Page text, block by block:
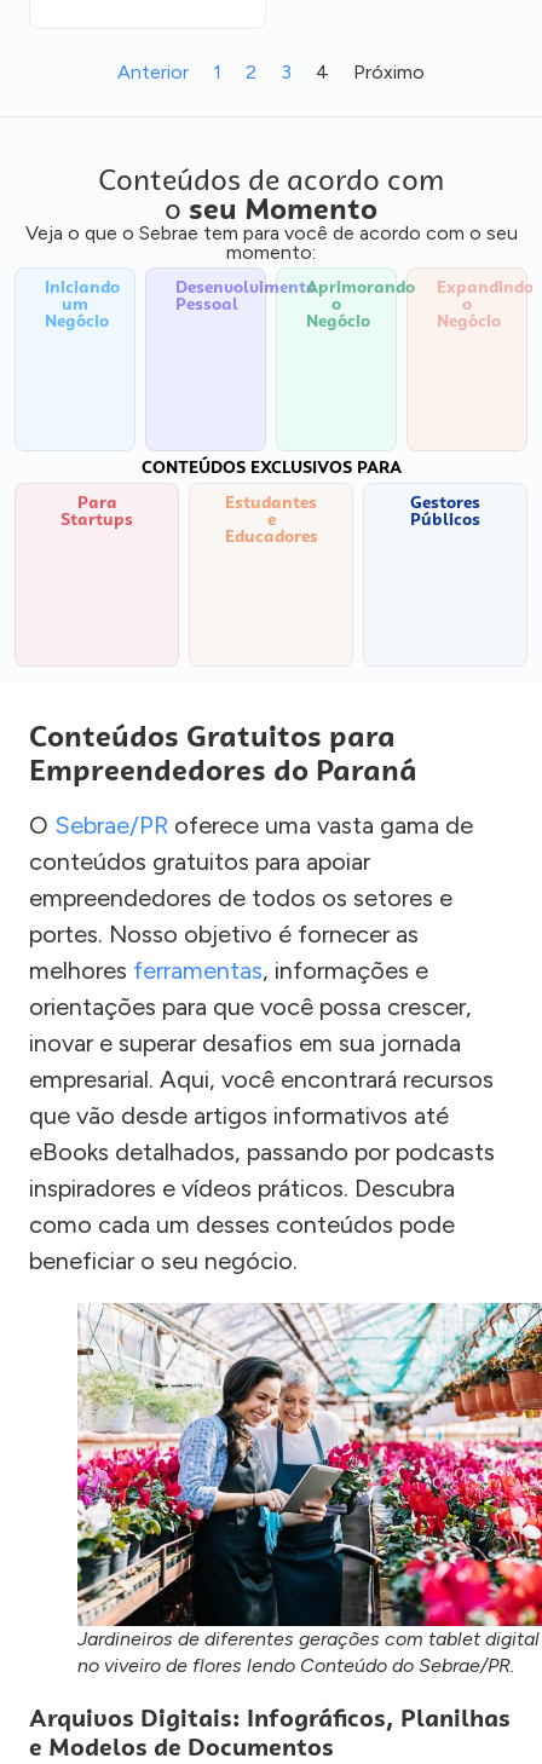
Anterior 1 2 3 4 Próximo
Conteúdos de acordo com
o seu Momento
Veja o que o Sebrae tem para você de acordo com o seu
momento:
Iniciando
um
Negócio
Desenvolvimento
Pessoal
Aprimorando
o
Negócio
Expandindo
o
Negócio
CONTEÚDOS EXCLUSIVOS PARA
Para
Startups
Estudantes
e
Educadores
Gestores
Públicos
Conteúdos Gratuitos para
Empreendedores do Paraná
O Sebrae/PR oferece uma vasta gama de
conteúdos gratuitos para apoiar
empreendedores de todos os setores e
portes. Nosso objetivo é fornecer as
melhores ferramentas, informações e
orientações para que você possa crescer,
inovar e superar desafios em sua jornada
empresarial. Aqui, você encontrará recursos
que vão desde artigos informativos até
eBooks detalhados, passando por podcasts
inspiradores e vídeos práticos. Descubra
como cada um desses conteúdos pode
beneficiar o seu negócio.
Jardineiros de diferentes gerações com tablet digital
no viveiro de flores lendo Conteúdo do Sebrae/PR.
Arquivos Digitais: Infográficos, Planilhas
e Modelos de Documentos